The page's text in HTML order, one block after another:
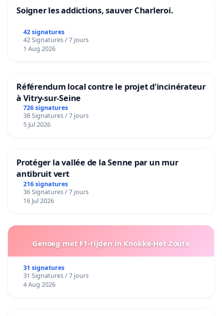
Soigner les addictions, sauver Charleroi.
42 signatures
42 Signatures / 7 jours
1 Aug 2026
Référendum local contre le projet d'incinérateur
à Vitry-sur-Seine
726 signatures
38 Signatures / 7 jours
5 Jul 2026
Protéger la vallée de la Senne par un mur
antibruit vert
216 signatures
36 Signatures / 7 jours
16 Jul 2026
Genoeg met F1-rijden in Knokke-Het Zoute
31 signatures
31 Signatures / 7 jours
4 Aug 2026